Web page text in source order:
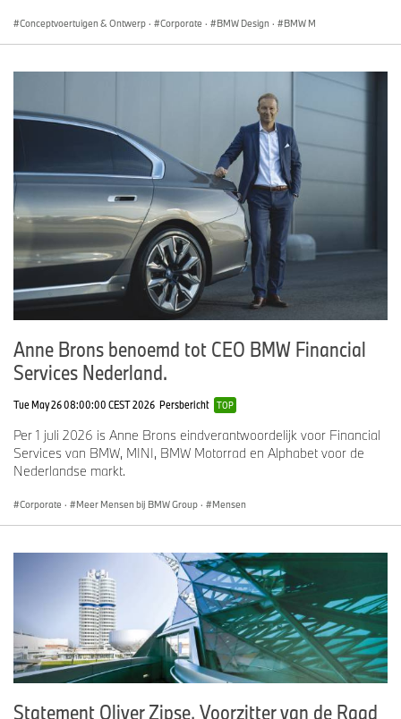
Conceptvoertuigen & Ontwerp · Corporate · BMW Design · BMW M
Anne Brons benoemd tot CEO BMW Financial
Services Nederland.
Tue May 26 08:00:00 CEST 2026 Persbericht TOP
Per 1 juli 2026 is Anne Brons eindverantwoordelijk voor Financial
Services van BMW, MINI, BMW Motorrad en Alphabet voor de
Nederlandse markt.
Corporate · Meer Mensen bij BMW Group · Mensen
Statement Oliver Zipse, Voorzitter van de Raad